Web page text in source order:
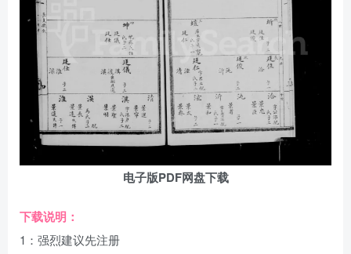
电子版PDF网盘下载
下载说明：
1：强烈建议先注册